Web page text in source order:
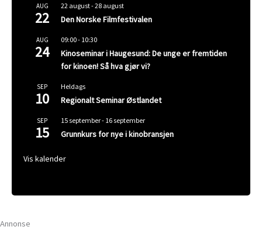
AUG
22
22 august-28 august
Den Norske Filmfestivalen
AUG
24
09:00- 10:30
Kinoseminar i Haugesund: De unge er fremtiden
for kinoen! Så hva gjør vi?
SEP
10
Heldags
Regionalt Seminar Østlandet
SEP
15
15 september- 16 september
Grunnkurs for nye i kinobransjen
Vis kalender
Annonse